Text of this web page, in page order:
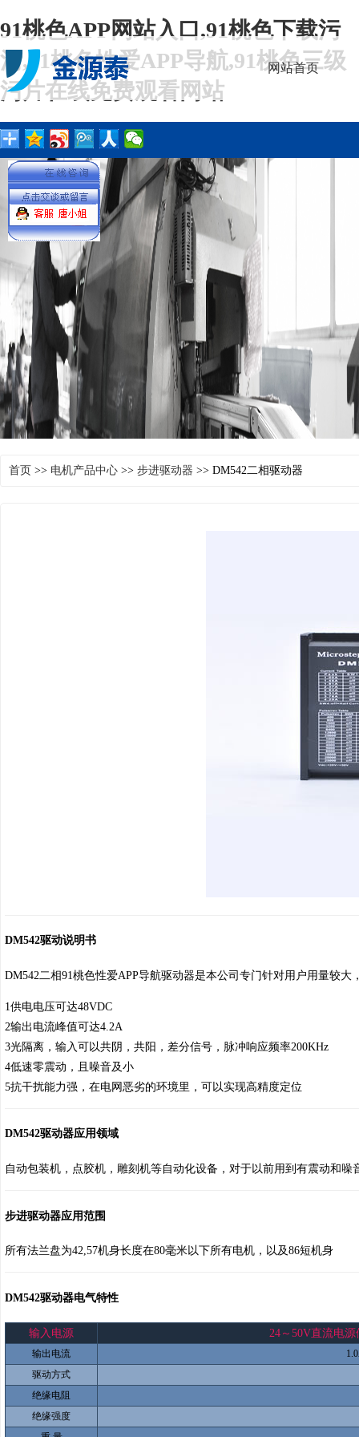
91桃色APP网站入口,91桃色下载污
污,91桃色性爱APP导航,91桃色三级
污片在线免费观看网站
网站首页
首页 >> 电机产品中心 >> 步进驱动器 >> DM542二相驱动器
DM542驱动说明书
DM542二相91桃色性爱APP导航驱动器是本公司专门针对用户用量较大
1供电电压可达48VDC
2输出电流峰值可达4.2A
3光隔离，输入可以共阴，共阳，差分信号，脉冲响应频率200KHz
4低速零震动，且噪音及小
5抗干扰能力强，在电网恶劣的环境里，可以实现高精度定位
DM542驱动器应用领域
自动包装机，点胶机，雕刻机等自动化设备，对于以前用到有震动
步进驱动器应用范围
所有法兰盘为42,57机身长度在80毫米以下所有电机，以及86短机身
DM542驱动器电气特性
输入电源 24～50V直流电源供
输出电流
驱动方式
绝缘电阻
绝缘强度